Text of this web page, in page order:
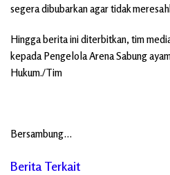
segera dibubarkan agar tidak
Hingga berita ini diterbitkan, tim
kepada Pengelola Arena Sabung
Hukum./Tim
Bersambung…
Berita Terkait